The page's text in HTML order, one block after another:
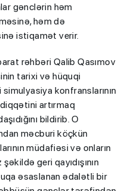
gənclərin həm
həm də
istiqamət verir.
rəhbəri Qalib Qasımov
tarixi və hüquqi
konfranslarının
artırmaq
bildirib. O
məcburi köçkün
müdafiəsi və onların
geri qayıdışının
əsaslanan ədalətli bir